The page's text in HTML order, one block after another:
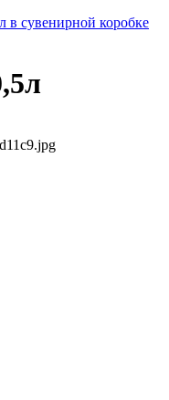
в сувенирной коробке